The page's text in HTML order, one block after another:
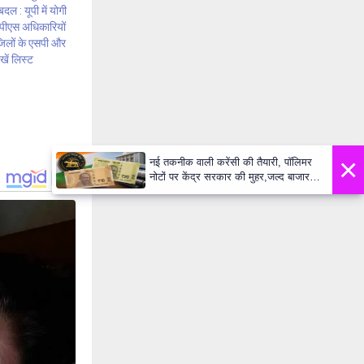
: यूपी में योगी
अधिकारियों
के एसपी और
लिस्ट
×
नई तकनीक वाली करेंसी की तैयारी, पॉलिमर
नोटों पर केंद्र सरकार की मुहर,जल्द बाजार में
दिखेंगे प्लास्टिक के ₹10 और ₹20 के नोट -